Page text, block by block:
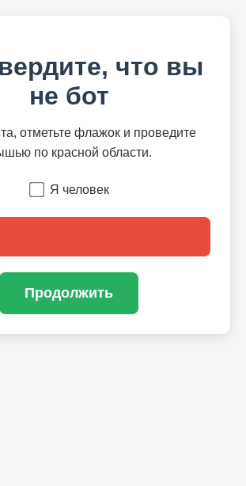
что вы
не бот
отметьте флажок и проведите
по красной области.
Я человек
Продолжить